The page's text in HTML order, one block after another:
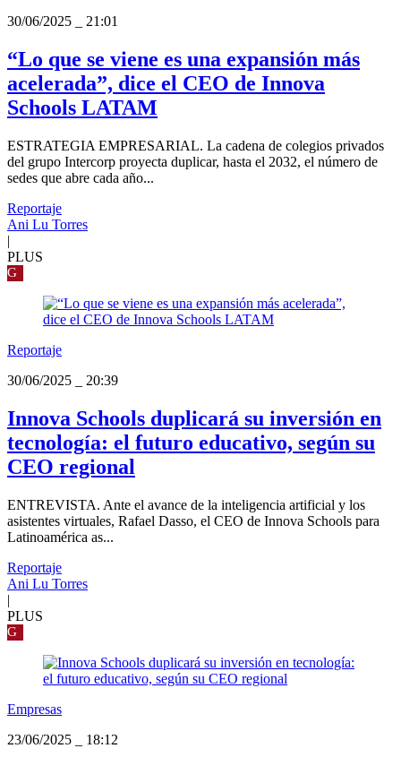
30/06/2025
21:01
“Lo que se viene es una expansión más
acelerada”, dice el CEO de Innova
Schools LATAM
ESTRATEGIA EMPRESARIAL. La cadena de colegios privados
del grupo Intercorp proyecta duplicar, hasta el 2032, el número de
sedes que abre cada año...
Reportaje
Ani Lu Torres
|
PLUS
G
Reportaje
30/06/2025
20:39
Innova Schools duplicará su inversión en
tecnología: el futuro educativo, según su
CEO regional
ENTREVISTA. Ante el avance de la inteligencia artificial y los
asistentes virtuales, Rafael Dasso, el CEO de Innova Schools para
Latinoamérica as...
Reportaje
Ani Lu Torres
|
PLUS
G
Empresas
23/06/2025
18:12